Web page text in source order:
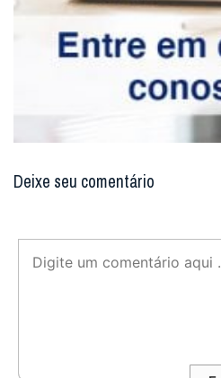
Deixe seu comentário